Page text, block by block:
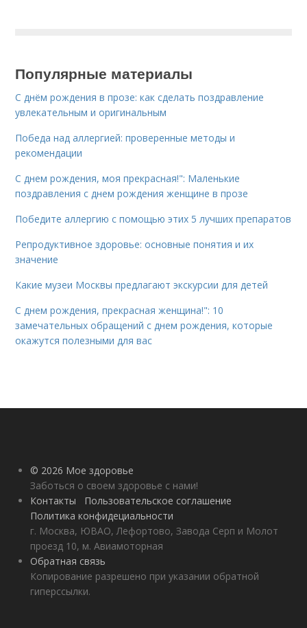
Популярные материалы
С днём рождения в прозе: как сделать поздравление
увлекательным и оригинальным
Победа над аллергией: проверенные методы и
рекомендации
С днем рождения, моя прекрасная!": Маленькие
поздравления с днем рождения женщине в прозе
Победите аллергию с помощью этих 5 лучших препаратов
Репродуктивное здоровье: основные понятия и их
значение
Какие музеи Москвы предлагают экскурсии для детей
С днем рождения, прекрасная женщина!": 10
замечательных обращений с днем рождения, которые
окажутся полезными для вас
© 2026 Мое здоровье
Заботься о своем здоровье с нами!
Контакты
Пользовательское соглашение
Политика конфидециальности
г. Москва, ЮВАО, Лефортово, Завода Серп и Молот
проезд 10, м. Авиамоторная
Обратная связь
Копирование разрешено при указании обратной
гиперссылки.